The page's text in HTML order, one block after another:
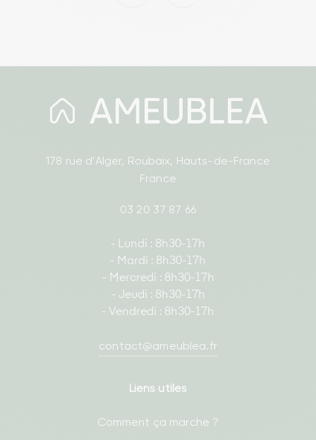
178 rue d'Alger, Roubaix, Hauts-de-France
France
03 20 37 87 66
- Lundi : 8h30-17h
- Mardi : 8h30-17h
- Mercredi : 8h30-17h
- Jeudi : 8h30-17h
- Vendredi : 8h30-17h
contact@ameublea.fr
Liens utiles
Comment ça marche ?